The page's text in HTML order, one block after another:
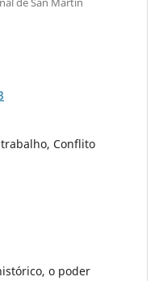
Conflito
o poder